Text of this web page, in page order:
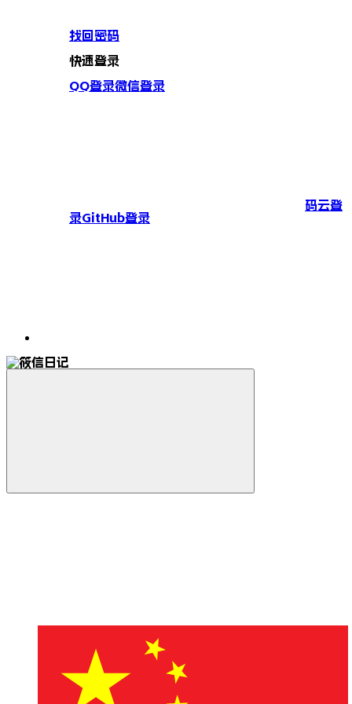
找回密码
快速登录
QQ登录微信登录
码云登
录GitHub登录